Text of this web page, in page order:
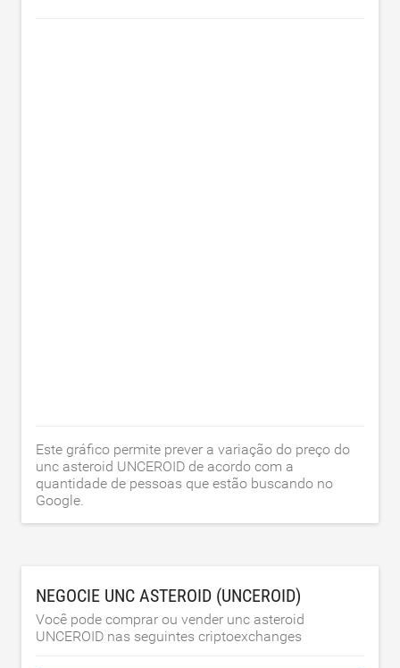
Este gráfico permite prever a variação do preço do
unc asteroid UNCEROID de acordo com a
quantidade de pessoas que estão buscando no
Google.
NEGOCIE UNC ASTEROID (UNCEROID)
Você pode comprar ou vender unc asteroid
UNCEROID nas seguintes criptoexchanges